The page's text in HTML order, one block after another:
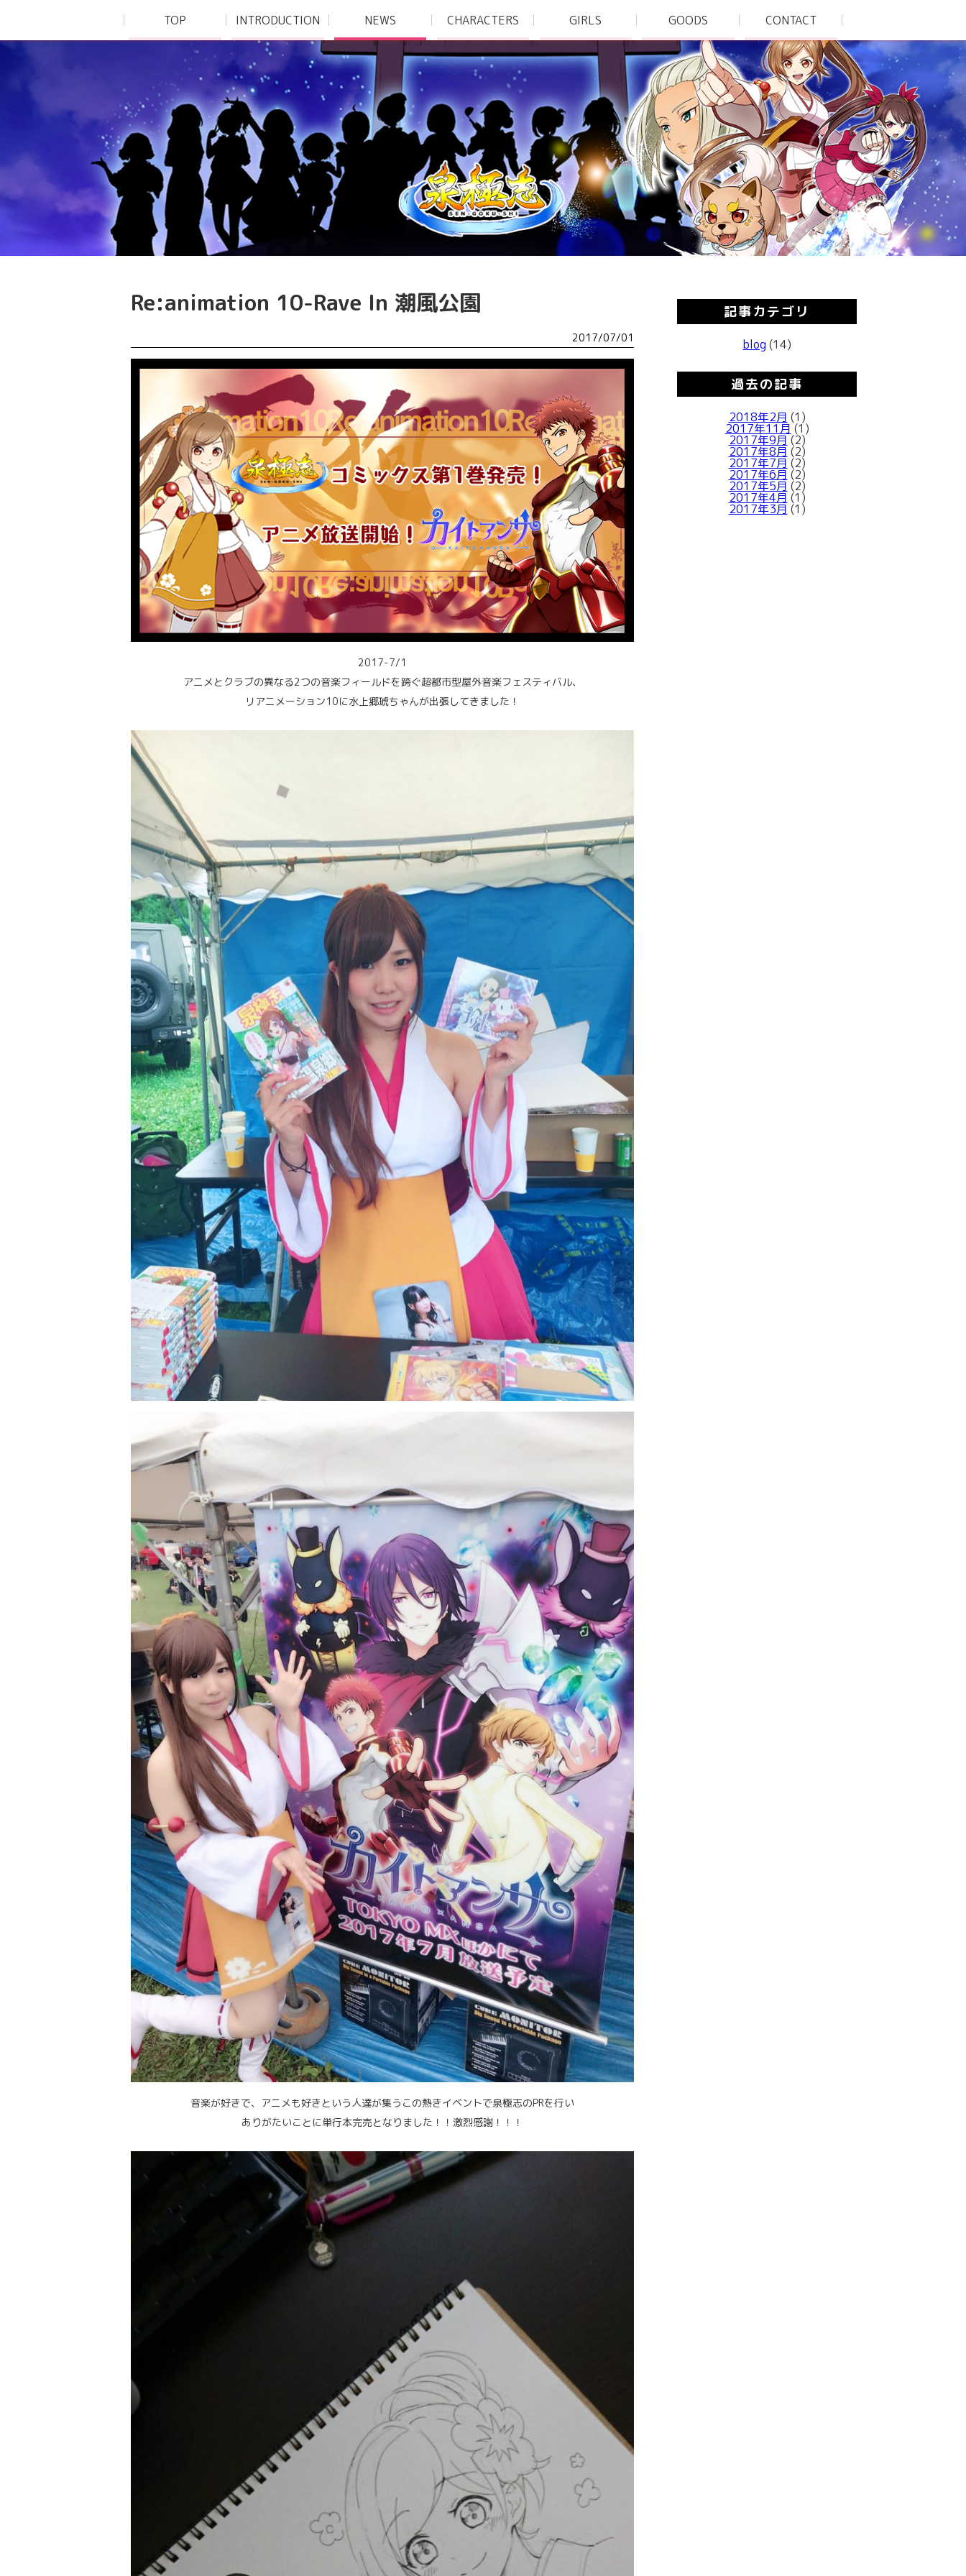
TOP INTRODUCTION NEWS CHARACTERS GIRLS GOODS CONTACT
Re:animation 10-Rave In 潮風公園
2017/07/01
2017-7/1
アニメとクラブの異なる2つの音楽フィールドを跨ぐ超都市型屋外音楽フェスティバル、
リアニメーション10に水上郷琥ちゃんが出張してきました！
音楽が好きで、アニメも好きという人達が集うこの熱きイベントで泉極志のPRを行い
ありがたいことに単行本完売となりました！！激烈感謝！！！
記事カテゴリ
blog (14)
過去の記事
2018年2月 (1)
2017年11月(1)
2017年9月 (2)
2017年8月 (2)
2017年7月 (2)
2017年6月 (2)
2017年5月 (2)
2017年4月 (1)
2017年3月 (1)